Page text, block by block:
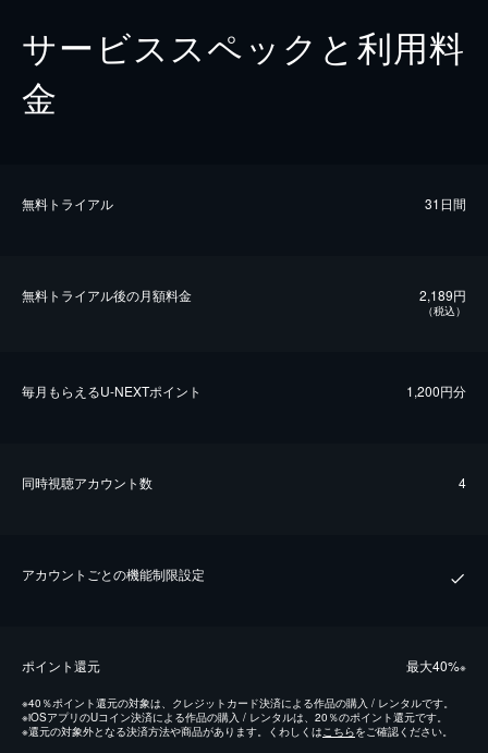
サービススペックと利用料
金
無料トライアル 31日間
無料トライアル後の⽉額料金 2,189円
（税込）
毎⽉もらえるU-NEXTポイント 1,200円分
同時視聴アカウント数 4
アカウントごとの機能制限設定
ポイント還元 最⼤40%※
※40％ポイント還元の対象は、クレジットカード決済による作品の購入 / レンタルです。
※iOSアプリのUコイン決済による作品の購入 / レンタルは、20％のポイント還元です。
※還元の対象外となる決済方法や商品があります。くわしくは こちらをご確認ください。